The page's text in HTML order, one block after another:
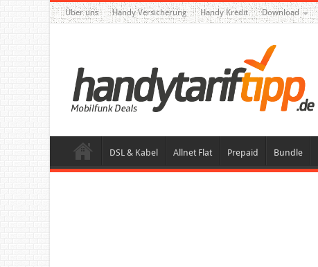
Über uns Handy Versicherung Handy Kredit Download
DSL & Kabel Allnet Flat Prepaid Bundle